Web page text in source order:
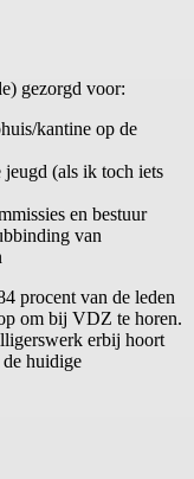
gezorgd voor:
kantine op de
(als ik toch iets
en bestuur
van
procent van de leden
om bij VDZ te horen.
erbij hoort
de huidige